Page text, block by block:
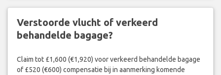
Verstoorde vlucht of verkeerd
behandelde bagage?
Claim tot £1,600 (€1,920) voor verkeerd behandelde bagage
of £520 (€600) compensatie bij in aanmerking komende